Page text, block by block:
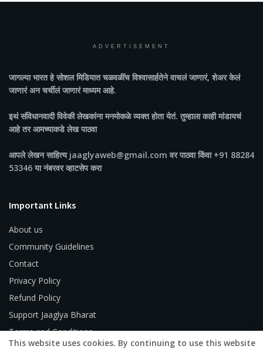
ADVERTISEMENT
जागल्या भारतहे सोशल मिडियात चळवळींच विश्वासार्हतेने वाचलं जाणारं, शेअर केलं
जाणारं अन चर्चीलं जाणारं माध्यम आहे.
इथं संविधानवादी विवेकी लेखकांना मनमोकळे व्यक्त होता येतं. तुम्हाला काही मांडायचं
आहे तर आमच्याकडे लेख पाठवा
आपले लेखन साहित्य jaaglyaweb@gmail.com वर पाठवा किंवा +91 88284
53346 या नंबरवर व्हाटसेप करा
Important Links
About us
Community Guidelines
Contact
Privacy Policy
Refund Policy
Support Jaaglya Bharat
Terms and Conditions
This website uses cookies. By continuing to use this website